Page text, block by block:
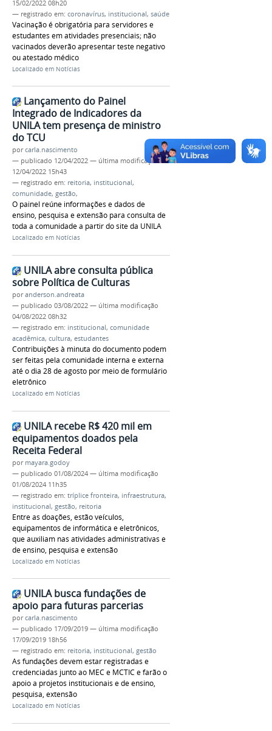
15/02/2022 08h20
— registrado em: coronavírus, institucional, saúde
Vacinação é obrigatória para servidores e
estudantes em atividades presenciais; não
vacinados deverão apresentar teste negativo
ou atestado médico
Localizado em Notícias
Lançamento do Painel
Integrado de Indicadores da
UNILA tem presença de ministro
do TCU
porcarla.nascimento
— publicado 12/04/2022 — última modificação
12/04/2022 15h43
— registrado em: reitoria, institucional,
comunidade, gestão,
O painel reúne informações e dados de
ensino, pesquisa e extensão para consulta de
toda a comunidade a partir do site da UNILA
Localizado em Notícias
UNILA abre consulta pública
sobre Política de Culturas
poranderson.andreata
— publicado 03/08/2022 — última modificação
04/08/2022 08h32
— registrado em: institucional, comunidade
acadêmica, cultura, estudantes
Contribuições à minuta do documento podem
ser feitas pela comunidade interna e externa
até o dia 28 de agosto por meio de formulário
eletrônico
Localizado em Notícias
UNILA recebe R$ 420 mil em
equipamentos doados pela
Receita Federal
por mayara.godoy
— publicado 01/08/2024 — última modificação
01/08/2024 11h35
— registrado em: tríplice fronteira, infraestrutura,
institucional, gestão, reitoria
Entre as doações, estão veículos,
equipamentos de informática e eletrônicos,
que auxiliam nas atividades administrativas e
de ensino, pesquisa e extensão
Localizado em Notícias
UNILA busca fundações de
apoio para futuras parcerias
porcarla.nascimento
— publicado 17/09/2019 — última modificação
17/09/2019 18h56
— registrado em: reitoria, institucional, gestão
As fundações devem estar registradas e
credenciadas junto ao MEC e MCTIC e farão o
apoio a projetos institucionais e de ensino,
pesquisa, extensão
Localizado em Notícias